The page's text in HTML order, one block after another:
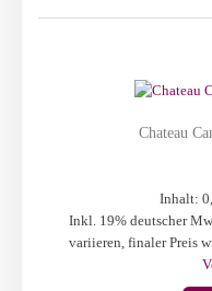
Chateau
Inhalt:
Inkl. 19% deutscher
variieren, finaler Preis